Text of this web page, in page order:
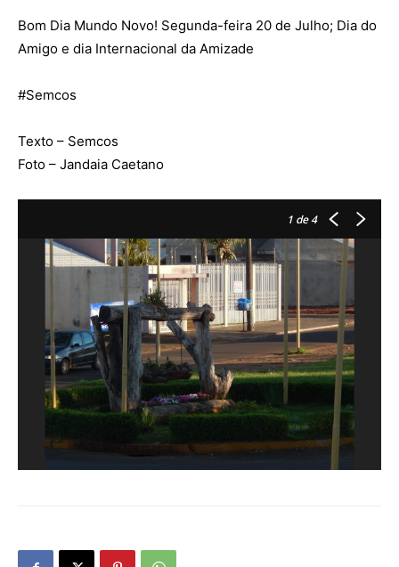
Bom Dia Mundo Novo! Segunda-feira 20 de Julho; Dia do
Amigo e dia Internacional da Amizade
#Semcos
Texto – Semcos
Foto – Jandaia Caetano
1 de 4